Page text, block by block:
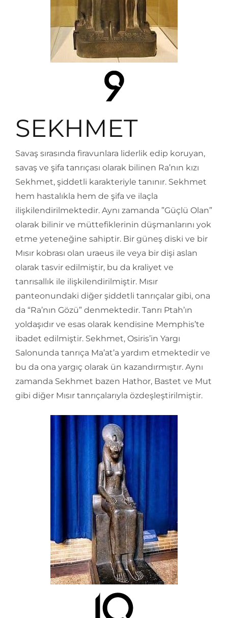
SEKHMET
Savaş sırasında firavunlara liderlik edip koruyan,
savaş ve şifa tanrıçası olarak bilinen Ra’nın kızı
Sekhmet, şiddetli karakteriyle tanınır. Sekhmet
hem hastalıkla hem de şifa ve ilaçla
ilişkilendirilmektedir. Aynı zamanda ”Güçlü Olan”
olarak bilinir ve müttefiklerinin düşmanlarını yok
etme yeteneğine sahiptir. Bir güneş diski ve bir
Mısır kobrası olan uraeus ile veya bir dişi aslan
olarak tasvir edilmiştir, bu da kraliyet ve
tanrısallık ile ilişkilendirilmiştir. Mısır
panteonundaki diğer şiddetli tanrıçalar gibi, ona
da “Ra’nın Gözü” denmektedir. Tanrı Ptah’ın
yoldaşıdır ve esas olarak kendisine Memphis’te
ibadet edilmiştir. Sekhmet, Osiris’in Yargı
Salonunda tanrıça Ma’at’a yardım etmektedir ve
bu da ona yargıç olarak ün kazandırmıştır. Aynı
zamanda Sekhmet bazen Hathor, Bastet ve Mut
gibi diğer Mısır tanrıçalarıyla özdeşleştirilmiştir.